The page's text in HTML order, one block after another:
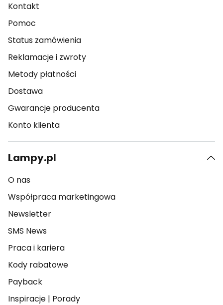
Kontakt
Pomoc
Status zamówienia
Reklamacje i zwroty
Metody płatności
Dostawa
Gwarancje producenta
Konto klienta
Lampy.pl
O nas
Współpraca marketingowa
Newsletter
SMS News
Praca i kariera
Kody rabatowe
Payback
Inspiracje | Porady